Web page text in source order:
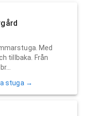
Med
tillbaka. Från
stuga →